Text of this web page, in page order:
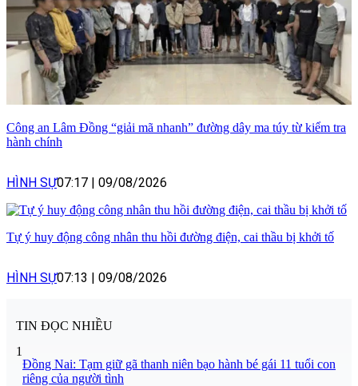
Công an Lâm Đồng “giải mã nhanh” đường dây ma túy từ kiểm tra
hành chính
HÌNH SỰ07:17 | 09/08/2026
Tự ý huy động công nhân thu hồi đường điện, cai thầu bị khởi tố
HÌNH SỰ07:13 | 09/08/2026
TIN ĐỌC NHIỀU
1
Đồng Nai: Tạm giữ gã thanh niên bạo hành bé gái 11 tuổi con
riêng của người tình